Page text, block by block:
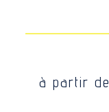
à partir de